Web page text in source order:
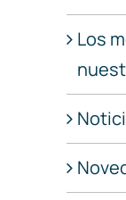
Los